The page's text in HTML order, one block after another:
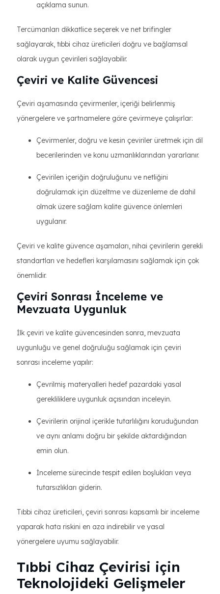
açıklama sunun.
Tercümanları dikkatlice seçerek ve net brifingler
sağlayarak, tıbbi cihaz üreticileri doğru ve bağlamsal
olarak uygun çevirileri sağlayabilir.
Çeviri ve Kalite Güvencesi
Çeviri aşamasında çevirmenler, içeriği belirlenmiş
yönergelere ve şartnamelere göre çevirmeye çalışırlar:
Çevirmenler, doğru ve kesin çeviriler üretmek için dil
becerilerinden ve konu uzmanlıklarından yararlanır.
Çevirilen içeriğin doğruluğunu ve netliğini
doğrulamak için düzeltme ve düzenleme de dahil
olmak üzere sağlam kalite güvence önlemleri
uygulanır.
Çeviri ve kalite güvence aşamaları, nihai çevirilerin gerekli
standartları ve hedefleri karşılamasını sağlamak için çok
önemlidir.
Çeviri Sonrası İnceleme ve
Mevzuata Uygunluk
İlk çeviri ve kalite güvencesinden sonra, mevzuata
uygunluğu ve genel doğruluğu sağlamak için çeviri
sonrası inceleme yapılır:
Çevrilmiş materyalleri hedef pazardaki yasal
gerekliliklere uygunluk açısından inceleyin.
Çevirilerin orijinal içerikle tutarlılığını koruduğundan
ve aynı anlamı doğru bir şekilde aktardığından
emin olun.
İnceleme sürecinde tespit edilen boşlukları veya
tutarsızlıkları giderin.
Tıbbi cihaz üreticileri, çeviri sonrası kapsamlı bir inceleme
yaparak hata riskini en aza indirebilir ve yasal
yönergelere uyumu sağlayabilir.
Tıbbi Cihaz Çevirisi için
Teknolojideki Gelişmeler